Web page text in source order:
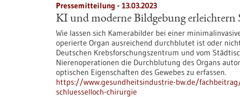
Pressemitteilung - 13.03.2023
KI und moderne Bildgebung erleichtern
Wie lassen sich Kamerabilder bei einer
operierte Organ ausreichend durchblutet ist oder
Deutschen Krebsforschungszentrum und vom
Nierenoperationen die Durchblutung des Organs
optischen Eigenschaften des Gewebes zu erfassen.
https://www.gesundheitsindustrie-bw.de/
schluesselloch-chirurgie